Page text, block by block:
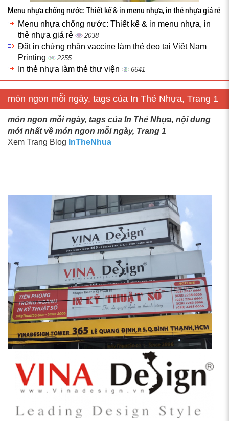
Menu nhựa chống nước: Thiết kế & in menu nhựa, in thẻ nhựa giá rẻ
Menu nhựa chống nước: Thiết kế & in menu nhựa, in
thẻ nhựa giá rẻ
2038
Đặt in chứng nhận vaccine làm thẻ đeo tại Việt Nam
Printing
2255
In thẻ nhựa làm thẻ thư viện 6641
món ngon mỗi ngày, tags của In Thẻ Nhựa, Trang 1
món ngon mỗi ngày, tags của In Thẻ Nhựa, nội dung
mới nhất về món ngon mỗi ngày, Trang 1
Xem Trang Blog InTheNhua